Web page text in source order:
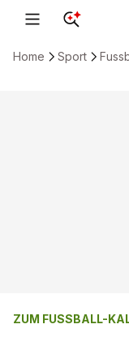
Home Sport
ZUM FUSSBALL-